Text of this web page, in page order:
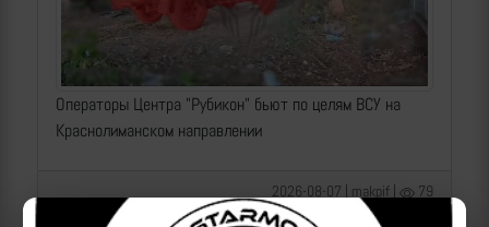
Операторы Центра "Рубикон" бьют по целям ВСУ на
Краснолиманском направлении
2026-08-07 | makpif | 79